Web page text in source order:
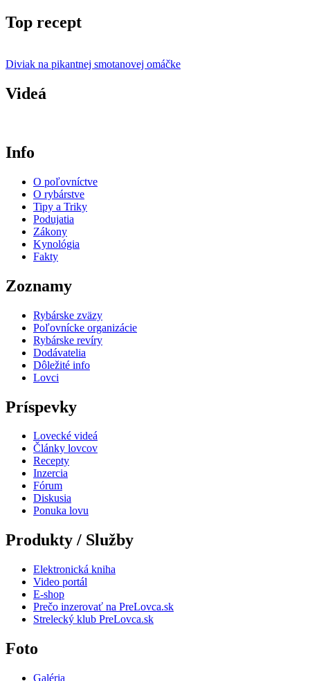
Top recept
Diviak na pikantnej smotanovej omáčke
Videá
Info
O poľovníctve
O rybárstve
Tipy a Triky
Podujatia
Zákony
Kynológia
Fakty
Zoznamy
Rybárske zväzy
Poľovnícke organizácie
Rybárske revíry
Dodávatelia
Dôležité info
Lovci
Príspevky
Lovecké videá
Články lovcov
Recepty
Inzercia
Fórum
Diskusia
Ponuka lovu
Produkty / Služby
Elektronická kniha
Video portál
E-shop
Prečo inzerovať na PreLovca.sk
Strelecký klub PreLovca.sk
Foto
Galéria